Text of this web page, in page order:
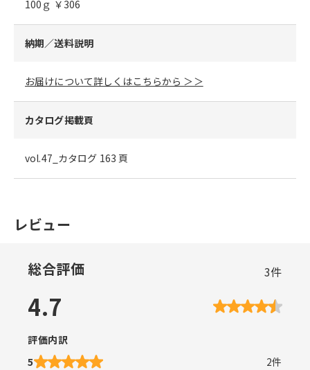
100ｇ ￥306
納期／送料説明
お届けについて詳しくはこちらから ＞＞
カタログ掲載頁
vol.47_カタログ 163 頁
レビュー
総合評価 3件
4.7
評価内訳
5
2件